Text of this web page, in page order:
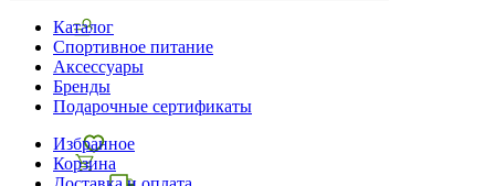
Каталог
Спортивное питание
Аксессуары
Бренды
Подарочные сертификаты
Избранное
Корзина